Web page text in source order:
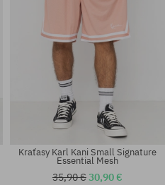
Kraťasy Karl Kani Small Signature
Essential Mesh
35,90 €30,90 €